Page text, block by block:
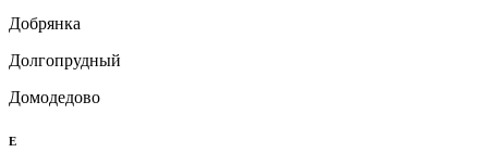
Добрянка
Долгопрудный
Домодедово
Е